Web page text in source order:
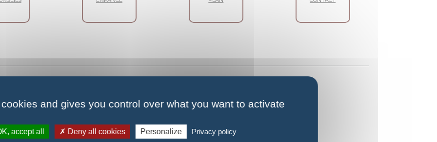
and gives you control over what you want to activate
accept all Deny all cookies Personalize Privacy policy